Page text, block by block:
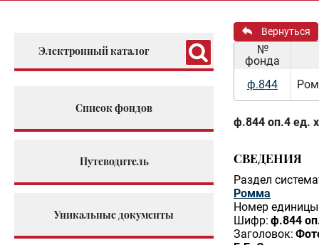
Электронный каталог
Список фондов
Путеводитель
Уникальные документы
Вернуться
№
фонда
ф.844
ф.844 оп.4 ед.
СВЕДЕНИЯ
Раздел
Ромма
Номер единицы
Шифр: ф.844
Заголовок: